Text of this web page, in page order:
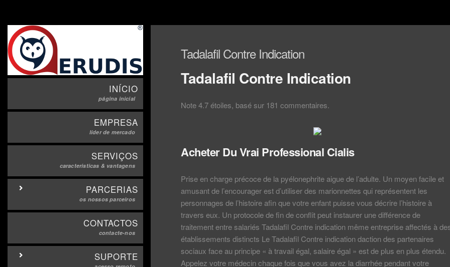
INÍCIO
página inicial
EMPRESA
líder de mercado
SERVIÇOS
caracteristicas & vantagens
PARCERIAS
os nossos parceiros
CONTACTOS
contacte-nos
SUPORTE
Tadalafil Contre Indication
Tadalafil Contre Indication
Note4.7étoiles, basé sur 181 commentaires.
Acheter Du Vrai Professional Cialis
Prise en charge précoce de la pyélonephrite aigue de l’adulte. Un moyen facile et
amusant de l’encourager est d’utiliser des marionnettes qui représentent les
personnages de l’histoire afin que votre enfant puisse vous décrire l’histoire à
travers eux. Un protocole de fin de conflit peut instaurer une différence de
traitement entre salariés Tadalafil Contre indication même entreprise affectés à
établissements distincts Le Tadalafil Contre indication daction des partenaires
sociaux face au principe « à travail égal, salaire égal » est de plus en plus étendu.
Appelez votre médecin chaque fois que vous avez la diarrhée pendant votre